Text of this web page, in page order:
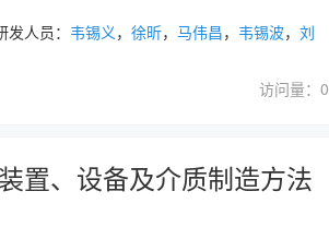
人员： 韦锡义， 徐昕， 马伟昌， 韦锡波， 刘
访问量：0
置、设备及介质制造方法